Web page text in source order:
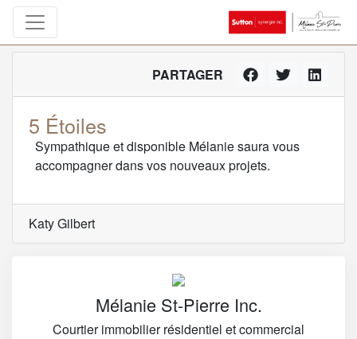
PARTAGER
5 Étoiles
Sympathique et disponible Mélanie saura vous
accompagner dans vos nouveaux projets.
Katy Gilbert
Mélanie St-Pierre Inc.
Courtier immobilier résidentiel et commercial